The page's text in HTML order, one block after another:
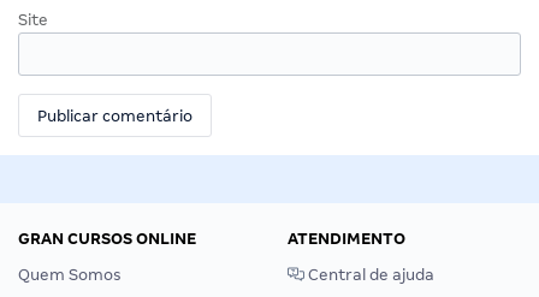
Site
GRAN CURSOS ONLINE
Quem Somos
ATENDIMENTO
Central de ajuda